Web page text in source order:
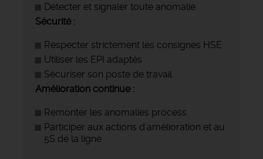
Détecter et signaler toute anomalie
Sécurité :
Respecter strictement les consignes HSE
Utiliser les EPI adaptés
Sécuriser son poste de travail
Amélioration continue :
Remonter les anomalies process
Participer aux actions d’amélioration et au
5S de la ligne